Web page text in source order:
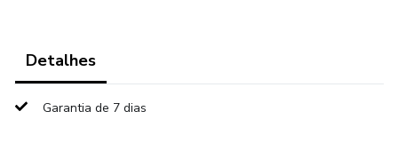
Detalhes
Garantia de 7 dias